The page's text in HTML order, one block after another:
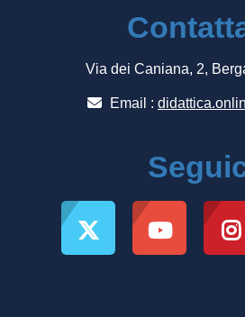
Via dei Caniana, 2,
Email :